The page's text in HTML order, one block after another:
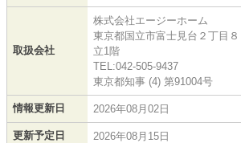
取扱会社
株式会社エージーホーム
東京都国立市富士見台２丁目
立1階
TEL:042-505-9437
東京都知事 (4) 第91004号
情報更新日 2026年08月02日
更新予定日 2026年08月15日